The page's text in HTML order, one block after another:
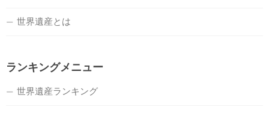
世界遺産とは
ランキングメニュー
世界遺産ランキング